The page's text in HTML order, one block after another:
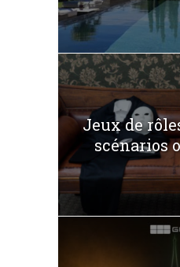
Jeux de
scénarios